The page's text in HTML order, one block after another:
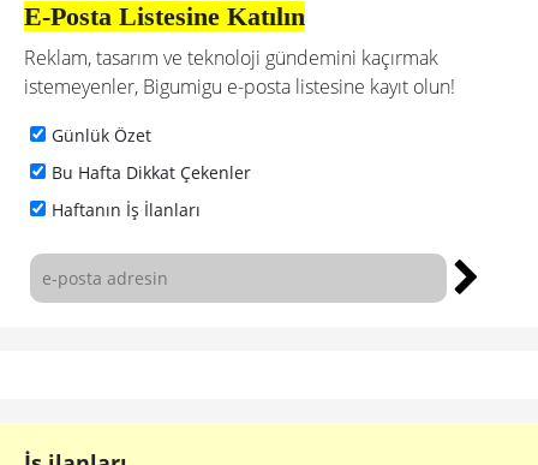
E-Posta Listesine Katılın
Reklam, tasarım ve teknoloji gündemini kaçırmak
istemeyenler, Bigumigu e-posta listesine kayıt olun!
Günlük Özet
Bu Hafta Dikkat Çekenler
Haftanın İş İlanları